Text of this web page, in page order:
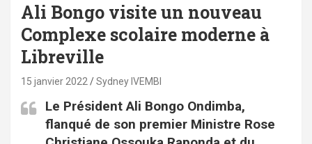
Ali Bongo visite un nouveau
Complexe scolaire moderne à
Libreville
15 janvier 2022 Sydney IVEMBI
Le Président Ali Bongo Ondimba,
flanqué de son premier Ministre Rose